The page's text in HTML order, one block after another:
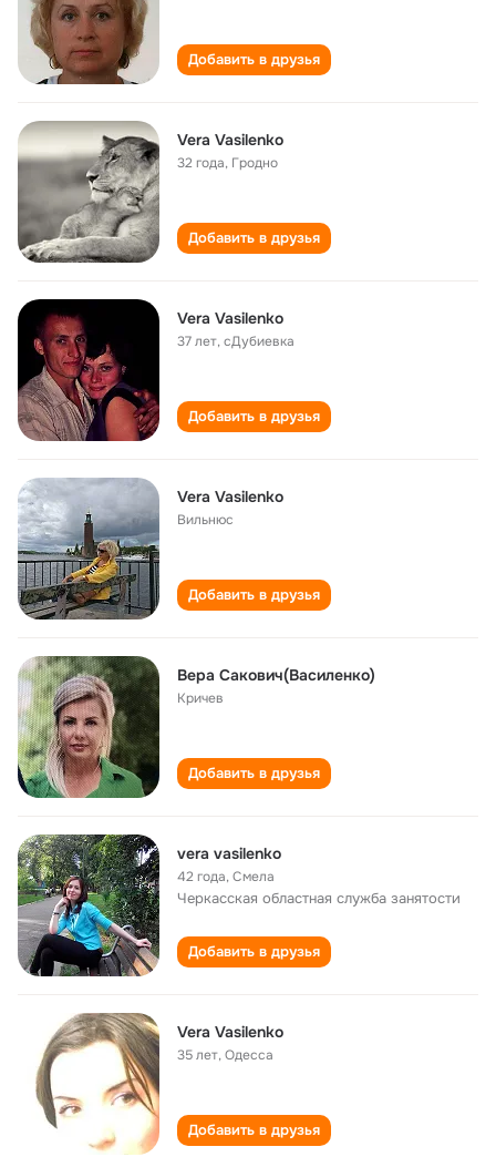
Добавить в друзья
Vera Vasilenko
32 года, Гродно
Добавить в друзья
Vera Vasilenko
37 лет,сДубиевка
Добавить в друзья
Vera Vasilenko
Вильнюс
Добавить в друзья
Вера Сакович(Василенко)
Кричев
Добавить в друзья
vera vasilenko
42 года,Смела
Черкасская областная служба занятости
Добавить в друзья
Vera Vasilenko
35 лет,Одесса
Добавить в друзья